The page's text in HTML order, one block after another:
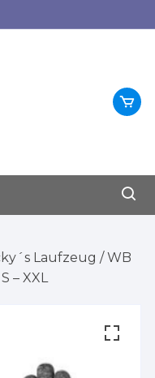
Laufzeug / WB
– XXL